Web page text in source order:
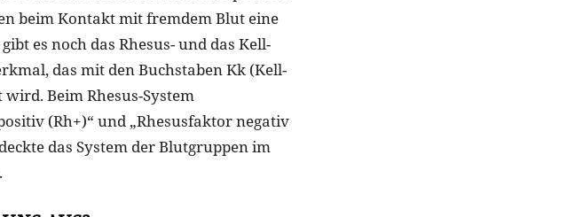
beim Kontakt mit fremdem Blut eine
es noch das Rhesus- und das Kell-
das mit den Buchstaben Kk (Kell-
Beim Rhesus-System
(Rh+)“ und „Rhesusfaktor negativ
das System der Blutgruppen im